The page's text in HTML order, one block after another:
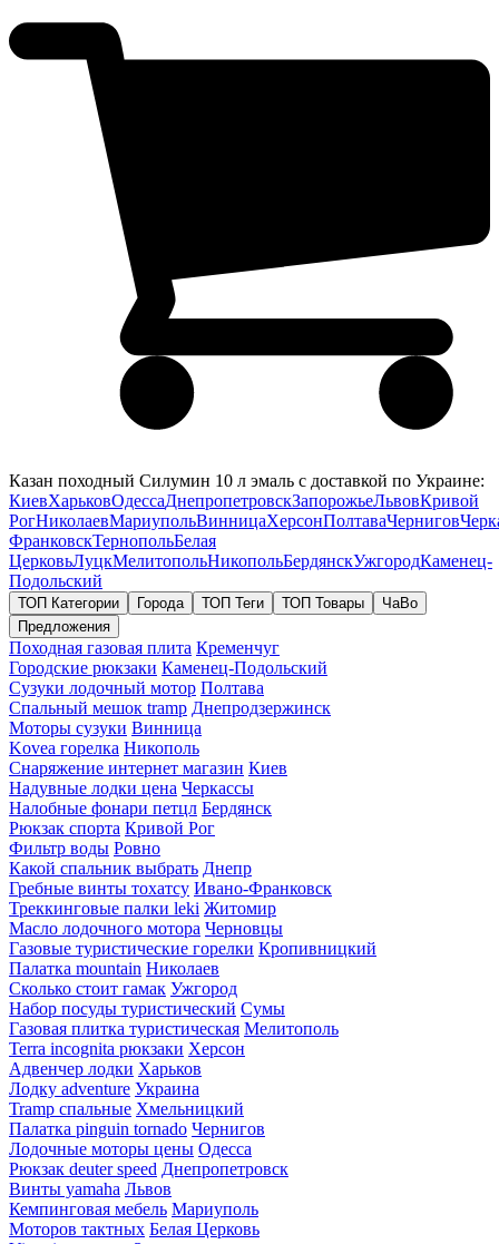
Казан походный Силумин 10 л эмаль с доставкой по Украине:
КиевХарьковОдессаДнепропетровскЗапорожьеЛьвовКривой
РогНиколаевМариупольВинницаХерсонПолтаваЧернигов
ФранковскТернопольБелая
ЦерковьЛуцкМелитопольНикопольБердянскУжгородКаменец-
Подольский
ТОП Категории Города ТОП Теги ТОП Товары
ЧаВо
Предложения
Походная газовая плита Кременчуг
Городские рюкзаки Каменец-Подольский
Сузуки лодочный мотор Полтава
Спальный мешок tramp Днепродзержинск
Моторы сузуки Винница
Kovea горелка Никополь
Снаряжение интернет магазин Киев
Надувные лодки цена Черкассы
Налобные фонари петцл Бердянск
Рюкзак спорта Кривой Рог
Фильтр воды Ровно
Какой спальник выбрать Днепр
Гребные винты тохатсу Ивано-Франковск
Треккинговые палки leki Житомир
Масло лодочного мотора Черновцы
Газовые туристические горелки Кропивницкий
Палатка mountain Николаев
Сколько стоит гамак Ужгород
Набор посуды туристический Сумы
Газовая плитка туристическая Мелитополь
Terra incognita рюкзаки Херсон
Адвенчер лодки Харьков
Лодку adventure Украина
Tramp спальные Хмельницкий
Палатка pinguin tornado Чернигов
Лодочные моторы цены Одесса
Рюкзак deuter speed Днепропетровск
Винты yamaha Львов
Кемпинговая мебель Мариуполь
Моторов тактных Белая Церковь